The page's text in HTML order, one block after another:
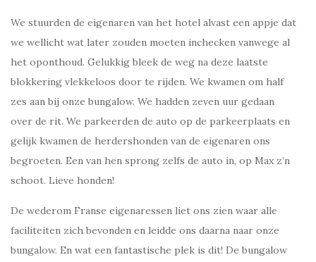
We stuurden de eigenaren van het hotel alvast een appje dat
we wellicht wat later zouden moeten inchecken vanwege al
het oponthoud. Gelukkig bleek de weg na deze laatste
blokkering vlekkeloos door te rijden. We kwamen om half
zes aan bij onze bungalow. We hadden zeven uur gedaan
over de rit. We parkeerden de auto op de parkeerplaats en
gelijk kwamen de herdershonden van de eigenaren ons
begroeten. Een van hen sprong zelfs de auto in, op Max z’n
schoot. Lieve honden!
De wederom Franse eigenaressen liet ons zien waar alle
faciliteiten zich bevonden en leidde ons daarna naar onze
bungalow. En wat een fantastische plek is dit! De bungalow